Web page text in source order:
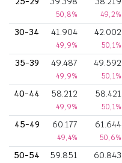
50,8% 49,2%
30-34 41.904
49,9%
42.002
50,1%
35-39 49.487
49,9%
49.592
50,1%
40-44 58.212
49,9%
58.421
50,1%
45-49 60.177
49,4%
61.644
50,6%
50-54 59.851 60.843